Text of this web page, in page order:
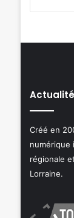
Créé en
numérique
régionale
Lorraine.